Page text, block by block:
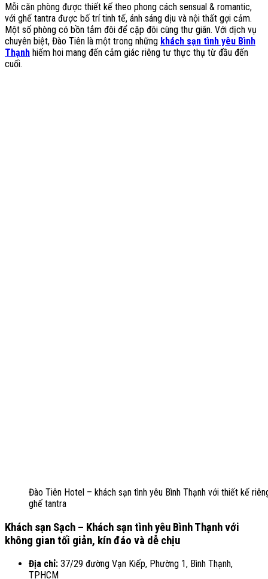
Mỗi căn phòng được thiết kế theo phong cách sensual & romantic,
với ghế tantra được bố trí tinh tế, ánh sáng dịu và nội thất gợi cảm.
Một số phòng có bồn tắm đôi để cặp đôi cùng thư giãn. Với dịch vụ
chuyên biệt, Đào Tiên là một trong những khách sạn tình yêu Bình
Thạnh hiếm hoi mang đến cảm giác riêng tư thực thụ từ đầu đến
cuối.
Đào Tiên Hotel – khách sạn tình yêu Bình Thạnh với thiết kế
ghế tantra
Khách sạn Sạch – Khách sạn tình yêu Bình Thạnh với
không gian tối giản, kín đáo và dễ chịu
Địa chỉ: 37/29 đường Vạn Kiếp, Phường 1, Bình Thạnh,
TPHCM